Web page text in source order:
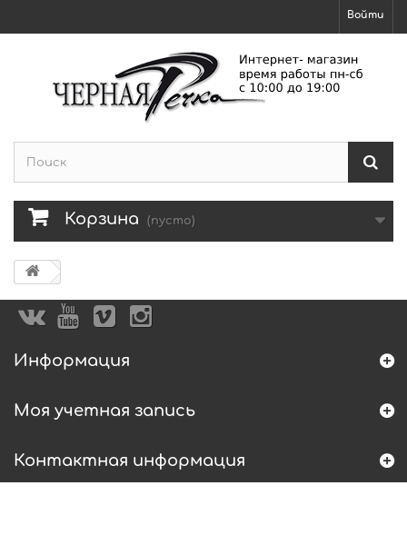
Войти
Корзина (пусто)
Информация
Моя учетная запись
Контактная информация